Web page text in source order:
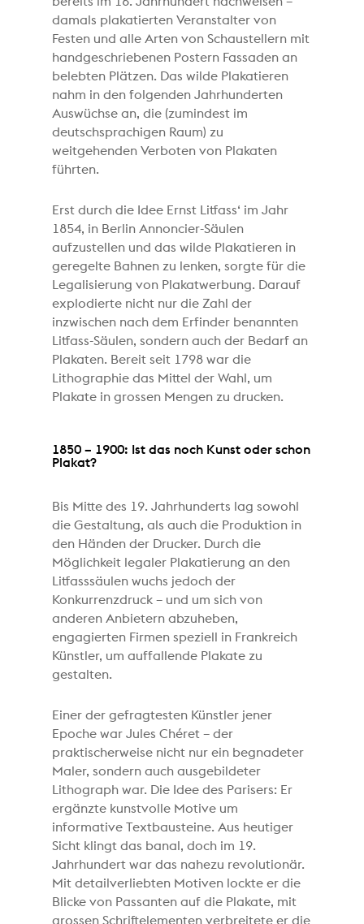
damals plakatierten Veranstalter von
Festen und alle Arten von Schaustellern mit
handgeschriebenen Postern Fassaden an
belebten Plätzen. Das wilde Plakatieren
nahm in den folgenden Jahrhunderten
Auswüchse an, die (zumindest im
deutschsprachigen Raum) zu
weitgehenden Verboten von Plakaten
führten.
Erst durch die Idee Ernst Litfass‘ im Jahr
1854, in Berlin Annoncier-Säulen
aufzustellen und das wilde Plakatieren in
geregelte Bahnen zu lenken, sorgte für die
Legalisierung von Plakatwerbung. Darauf
explodierte nicht nur die Zahl der
inzwischen nach dem Erfinder benannten
Litfass-Säulen, sondern auch der Bedarf an
Plakaten. Bereit seit 1798 war die
Lithographie das Mittel der Wahl, um
Plakate in grossen Mengen zu drucken.
1850 – 1900: Ist das noch Kunst oder schon
Plakat?
Bis Mitte des 19. Jahrhunderts lag sowohl
die Gestaltung, als auch die Produktion in
den Händen der Drucker. Durch die
Möglichkeit legaler Plakatierung an den
Litfasssäulen wuchs jedoch der
Konkurrenzdruck – und um sich von
anderen Anbietern abzuheben,
engagierten Firmen speziell in Frankreich
Künstler, um auffallende Plakate zu
gestalten.
Einer der gefragtesten Künstler jener
Epoche war Jules Chéret – der
praktischerweise nicht nur ein begnadeter
Maler, sondern auch ausgebildeter
Lithograph war. Die Idee des Parisers: Er
ergänzte kunstvolle Motive um
informative Textbausteine. Aus heutiger
Sicht klingt das banal, doch im 19.
Jahrhundert war das nahezu revolutionär.
Mit detailverliebten Motiven lockte er die
Blicke von Passanten auf die Plakate, mit
grossen Schriftelementen verbreitete er die